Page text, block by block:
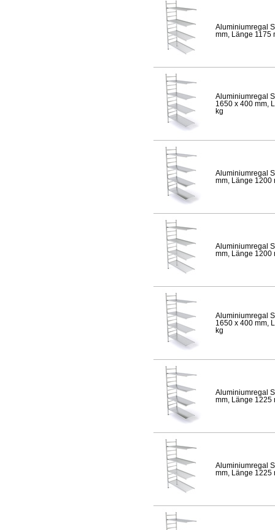
Aluminiumregal
mm, Länge 1175
Aluminiumregal
1650 x 400 mm,
kg
Aluminiumregal
mm, Länge 1200
Aluminiumregal
mm, Länge 1200
Aluminiumregal
1650 x 400 mm,
kg
Aluminiumregal
mm, Länge 1225
Aluminiumregal
mm, Länge 1225